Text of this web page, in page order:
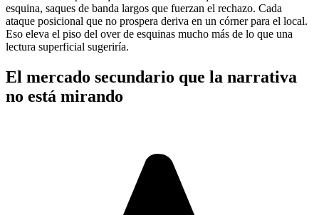
esquina, saques de banda largos que fuerzan el rechazo. Cada
ataque posicional que no prospera deriva en un córner para el local.
Eso eleva el piso del over de esquinas mucho más de lo que una
lectura superficial sugeriría.
El mercado secundario que la narrativa
no está mirando